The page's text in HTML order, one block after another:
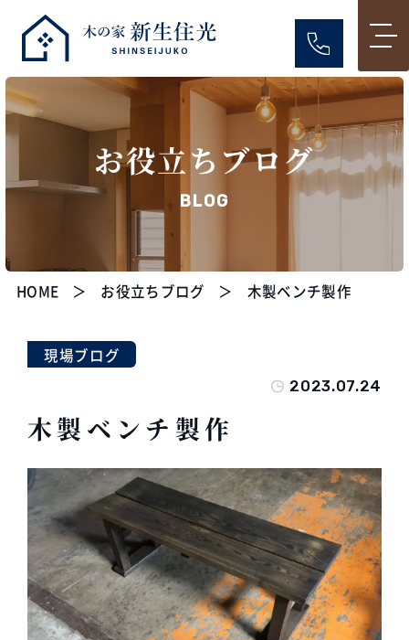
お役立ちブログ
BLOG
HOME お役立ちブログ 木製ベンチ製作
現場ブログ
2023.07.24
木製ベンチ製作